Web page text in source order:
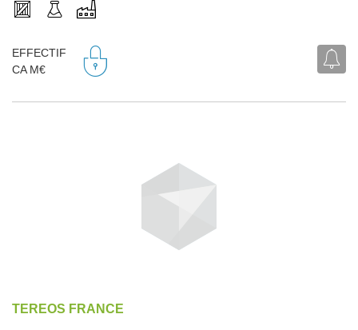
EFFECTIF
CA M€
TEREOS FRANCE